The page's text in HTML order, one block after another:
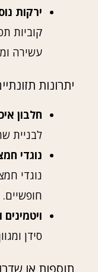
ירקות
קוביות
עשירה
יתרונות
חלבון
לבניית
נוגדי
נוגדי
חופשיים.
ויטמינים
סידן